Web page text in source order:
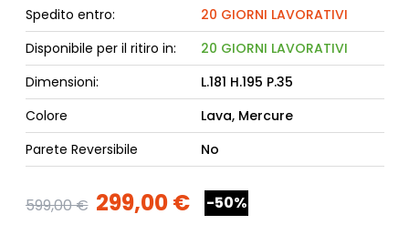
Spedito entro:
20 GIORNI LAVORATIVI
Disponibile per il ritiro in:
20 GIORNI LAVORATIVI
Dimensioni:
L.181 H.195 P.35
Colore
Lava, Mercure
Parete Reversibile
No
599,00 € 299,00 € -50%